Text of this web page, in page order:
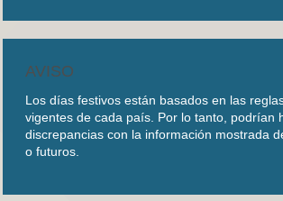
AVISO
Los días festivos están basados en las
vigentes de cada país. Por lo tanto, podrían
discrepancias con la información mostrada
o futuros.